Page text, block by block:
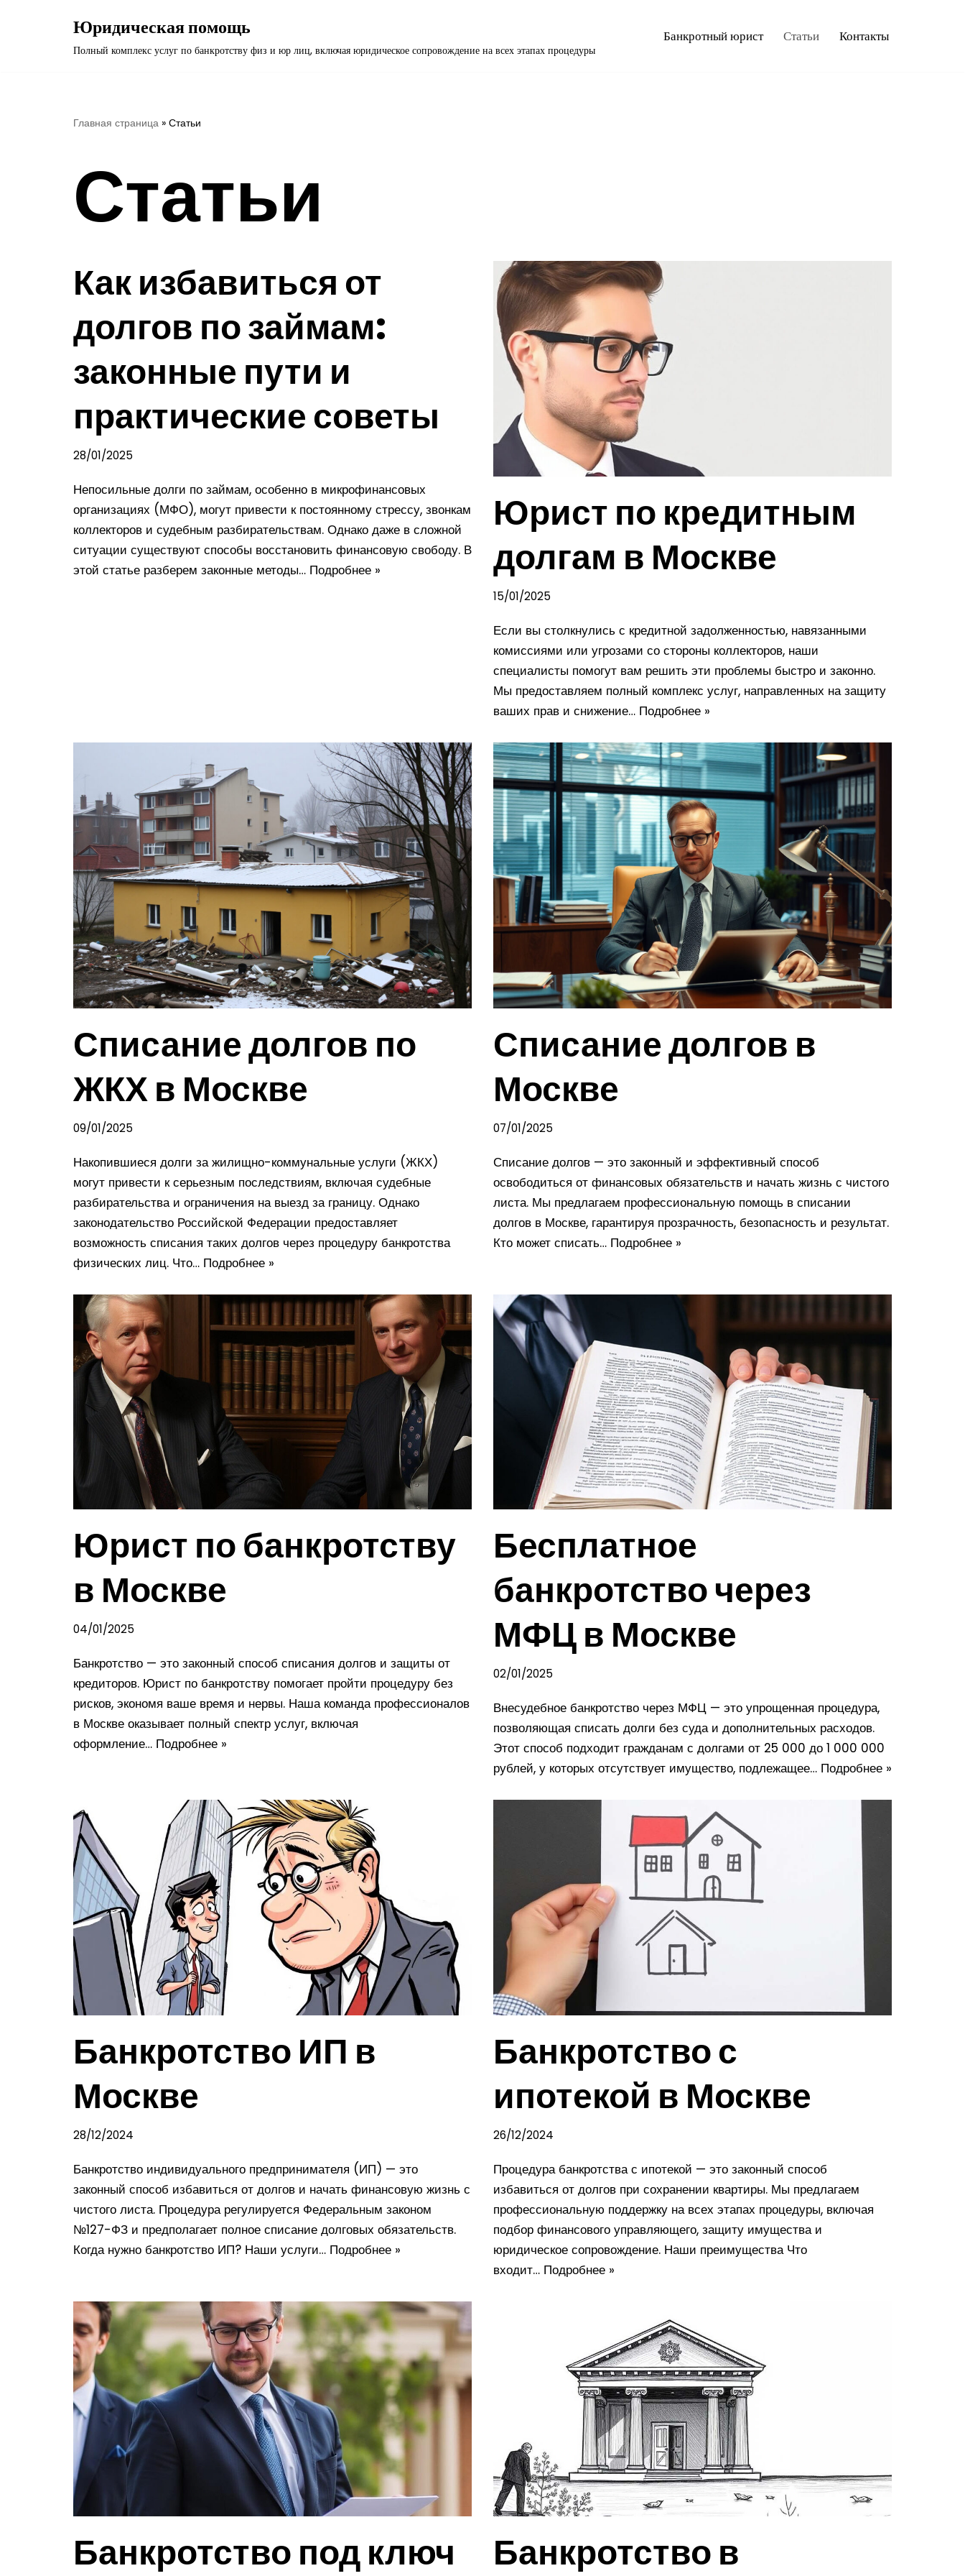
Юридическая помощь
Полный комплекс услуг по банкротству физ и юр лиц, включая юридическое сопровождение на всех этапах процедуры
Банкротный юрист Статьи Контакты
Главная страница » Статьи
Статьи
Как избавиться от
долгов по займам:
законные пути и
практические советы
28/01/2025
Непосильные долги по займам, особенно в микрофинансовых
организациях (МФО), могут привести к постоянному стрессу, звонкам
коллекторов и судебным разбирательствам. Однако даже в сложной
ситуации существуют способы восстановить финансовую свободу. В
этой статье разберем законные методы… Подробнее »
Юрист по кредитным
долгам в Москве
15/01/2025
Если вы столкнулись с кредитной задолженностью, навязанными
комиссиями или угрозами со стороны коллекторов, наши
специалисты помогут вам решить эти проблемы быстро и законно.
Мы предоставляем полный комплекс услуг, направленных на защиту
ваших прав и снижение… Подробнее »
Списание долгов по
ЖКХ в Москве
09/01/2025
Накопившиеся долги за жилищно-коммунальные услуги (ЖКХ)
могут привести к серьезным последствиям, включая судебные
разбирательства и ограничения на выезд за границу. Однако
законодательство Российской Федерации предоставляет
возможность списания таких долгов через процедуру банкротства
физических лиц. Что… Подробнее »
Списание долгов в
Москве
07/01/2025
Списание долгов — это законный и эффективный способ
освободиться от финансовых обязательств и начать жизнь с чистого
листа. Мы предлагаем профессиональную помощь в списании
долгов в Москве, гарантируя прозрачность, безопасность и результат.
Кто может списать… Подробнее »
Юрист по банкротству
в Москве
04/01/2025
Банкротство — это законный способ списания долгов и защиты от
кредиторов. Юрист по банкротству помогает пройти процедуру без
рисков, экономя ваше время и нервы. Наша команда профессионалов
в Москве оказывает полный спектр услуг, включая
оформление… Подробнее »
Бесплатное
банкротство через
МФЦ в Москве
02/01/2025
Внесудебное банкротство через МФЦ — это упрощенная процедура,
позволяющая списать долги без суда и дополнительных расходов.
Этот способ подходит гражданам с долгами от 25 000 до 1 000 000
рублей, у которых отсутствует имущество, подлежащее… Подробнее »
Банкротство ИП в
Москве
28/12/2024
Банкротство индивидуального предпринимателя (ИП) — это
законный способ избавиться от долгов и начать финансовую жизнь с
чистого листа. Процедура регулируется Федеральным законом
№127-ФЗ и предполагает полное списание долговых обязательств.
Когда нужно банкротство ИП? Наши услуги… Подробнее »
Банкротство с
ипотекой в Москве
26/12/2024
Процедура банкротства с ипотекой — это законный способ
избавиться от долгов при сохранении квартиры. Мы предлагаем
профессиональную поддержку на всех этапах процедуры, включая
подбор финансового управляющего, защиту имущества и
юридическое сопровождение. Наши преимущества Что
входит… Подробнее »
Банкротство под ключ
Банкротство в